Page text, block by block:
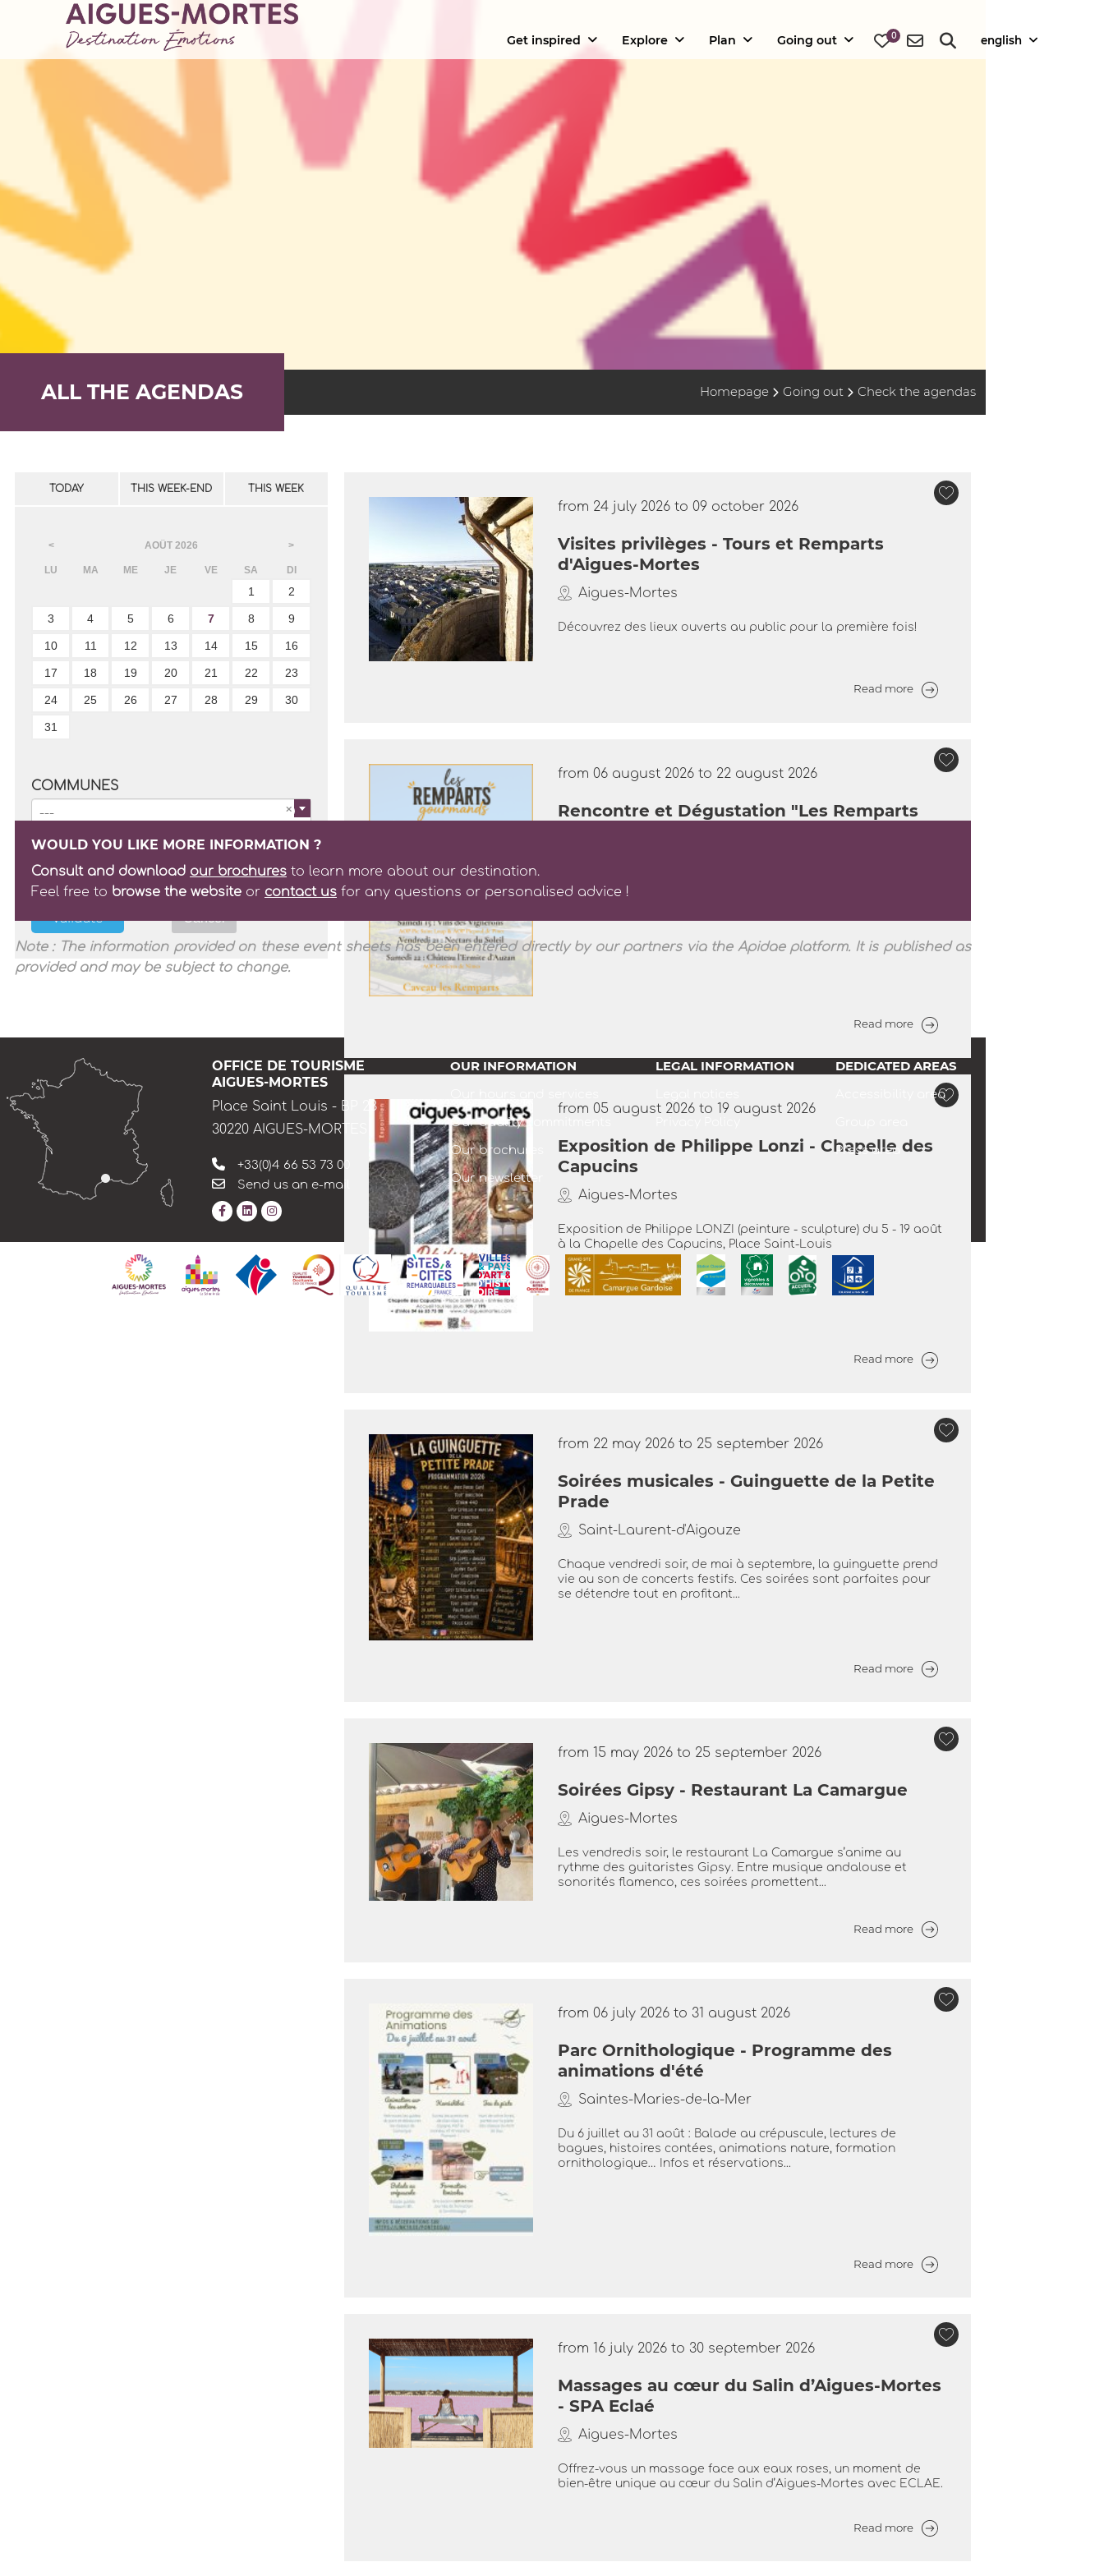
ALL THE AGENDAS Homepage Going out Check the agendas
TODAY THIS WEEK-END THIS WEEK
< AOÛT 2026 >
LU MA ME JE VE SA DI
1 2
3 4 5 6 7 8 9
10 11 12 13 14 15 16
17 18 19 20 21 22 23
24 25 26 27 28 29 30
31
COMMUNES
---
TYPES
Validate Cancel
from 24 july 2026 to 09 october 2026
Visites privilèges - Tours et Remparts
d'Aigues-Mortes
Aigues-Mortes
Découvrez des lieux ouverts au public pour la première fois!
Read more
from 06 august 2026 to 22 august 2026
Rencontre et Dégustation "Les Remparts
Les Remparts Gourmands continuent tout le mois d’août au
Read more
from 05 august 2026 to 19 august 2026
Exposition de Philippe Lonzi - Chapelle des
Capucins
Aigues-Mortes
Exposition de Philippe LONZI (peinture - sculpture) du 5 - 19 août
à la Chapelle des Capucins, Place Saint-Louis
Read more
from 22 may 2026 to 25 september 2026
Soirées musicales - Guinguette de la Petite
Prade
Saint-Laurent-d'Aigouze
Chaque vendredi soir, de mai à septembre, la guinguette prend
vie au son de concerts festifs. Ces soirées sont parfaites pour
se détendre tout en profitant...
Read more
from 15 may 2026 to 25 september 2026
Soirées Gipsy - Restaurant La Camargue
Aigues-Mortes
Les vendredis soir, le restaurant La Camargue s’anime au
rythme des guitaristes Gipsy. Entre musique andalouse et
sonorités flamenco, ces soirées promettent...
Read more
from 06 july 2026 to 31 august 2026
Parc Ornithologique - Programme des
animations d'été
Saintes-Maries-de-la-Mer
Du 6 juillet au 31 août : Balade au crépuscule, lectures de
bagues, histoires contées, animations nature, formation
ornithologique… Infos et réservations...
Read more
from 16 july 2026 to 30 september 2026
Massages au cœur du Salin d’Aigues-Mortes
- SPA Eclaé
Aigues-Mortes
Offrez-vous un massage face aux eaux roses, un moment de
bien-être unique au cœur du Salin d’Aigues-Mortes avec ECLAE.
Read more
WOULD YOU LIKE MORE INFORMATION ?
Consult and download our brochures to learn more about our destination.
Feel free to browse the website or contact us for any questions or personalised advice !
Note : The information provided on these event sheets has been entered directly by our partners via the Apidae platform. It is published as
provided and may be subject to change.
Get inspired Explore Plan Going out 0 english
OFFICE DE TOURISME
AIGUES-MORTES
Place Saint Louis - BP 23
30220 AIGUES-MORTES
+33(0)4 66 53 73 00
Send us an e-mail
OUR INFORMATION
Our quality commitments
Our brochures
Our newsletter
LEGAL INFORMATION DEDICATED AREAS
Accessibility area
Press area